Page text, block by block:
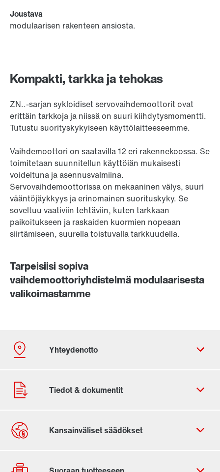
Kompakti, tarkka ja tehokas
ZN..-sarjan sykloidiset servovaihdemoottorit ovat
erittäin tarkkoja ja niissä on suuri kiihdytysmomentti.
Tutustu suorityskykyiseen käyttölaitteeseemme.
Vaihdemoottori on saatavilla 12 eri rakennekoossa. Se
toimitetaan suunnitellun käyttöiän mukaisesti
voideltuna ja asennusvalmiina.
Servovaihdemoottorissa on mekaaninen välys, suuri
vääntöjäykkyys ja erinomainen suorituskyky. Se
soveltuu vaativiin tehtäviin, kuten tarkkaan
paikoitukseen ja raskaiden kuormien nopeaan
siirtämiseen, suurella toistuvalla tarkkuudella.
Tarpeisiisi sopiva
vaihdemoottoriyhdistelmä modulaarisesta
valikoimastamme
Joustava
modulaarisen rakenteen ansiosta.
Yhteydenottolomake